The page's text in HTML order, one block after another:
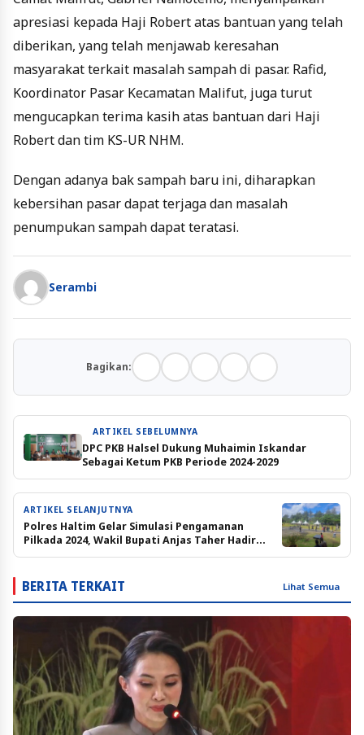
apresiasi kepada Haji Robert atas bantuan yang telah
diberikan, yang telah menjawab keresahan
masyarakat terkait masalah sampah di pasar. Rafid,
Koordinator Pasar Kecamatan Malifut, juga turut
mengucapkan terima kasih atas bantuan dari Haji
Robert dan tim KS-UR NHM.
Dengan adanya bak sampah baru ini, diharapkan
kebersihan pasar dapat terjaga dan masalah
penumpukan sampah dapat teratasi.
Serambi
Bagikan:
ARTIKEL SEBELUMNYA
DPC PKB Halsel Dukung Muhaimin Iskandar
Sebagai Ketum PKB Periode 2024-2029
ARTIKEL SELANJUTNYA
Polres Haltim Gelar Simulasi Pengamanan
Pilkada 2024, Wakil Bupati Anjas Taher Hadir
Menyaksikan
BERITA TERKAIT Lihat Semua